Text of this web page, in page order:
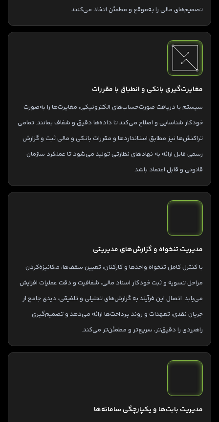
تصمیم‌های مالی را به‌موقع و مطمئن اتخاذ می‌کنند.
مغایرت‌گیری بانکی و انطباق با مقررات
سیستم با دریافت صورت‌حساب‌های الکترونیکی، مغایرت‌ها را به‌صورت
خودکار شناسایی و اصلاح می‌کند تا داده‌ها دقیق و شفاف بمانند. تمامی
تراکنش‌ها نیز مطابق استانداردها و مقررات بانکی و مالی ثبت و گزارش
رسمی قابل ارائه به نهادهای نظارتی تولید می‌شود تا عملکرد سازمان
قانونی و قابل اعتماد باشد.
مدیریت تنخواه و گزارش‌های مدیریتی
با کنترل کامل تنخواه واحدها و کارکنان، تعیین سقف‌ها، مکانیزه‌کردن
مراحل تسویه و ثبت خودکار اسناد مالی، شفافیت و دقت عملیات افزایش
می‌یابد. اتصال این فرآیند به گزارش‌های تحلیلی و تلفیقی، دیدی جامع از
جریان نقدی، تعهدات و روند پرداخت‌ها ارائه می‌دهد و تصمیم‌گیری
راهبردی را دقیق‌تر، سریع‌تر و مطمئن‌تر می‌کند.
مدیریت بابت‌ها و یکپارچگی سامانه‌ها